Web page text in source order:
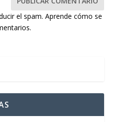
el spam.Aprende cómo se